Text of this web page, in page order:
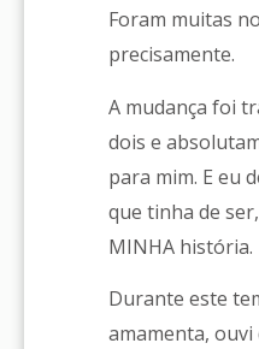
Foram muitas
precisamente.
A mudança foi
dois e
para mim. E eu
que tinha de
MINHA história.
Durante este
amamenta, ouvi